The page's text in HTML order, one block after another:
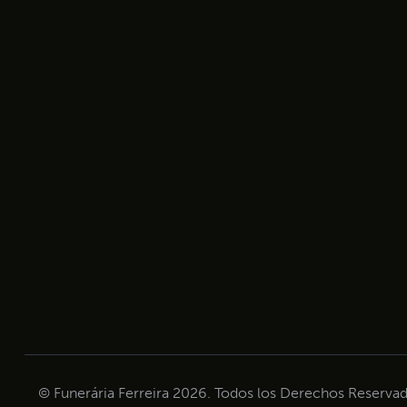
© Funerária Ferreira 2026. Todos los Derechos